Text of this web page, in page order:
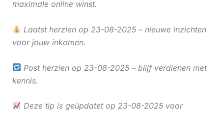
maximale online winst.
Laatst herzien op 23-08-2025 – nieuwe inzichten
voor jouw inkomen.
Post herzien op 23-08-2025 – blijf verdienen met
kennis.
Deze tip is geüpdatet op 23-08-2025 voor